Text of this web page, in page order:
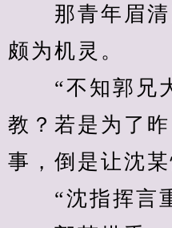
那青年眉清
颇为机灵。
“不知郭兄大
教？若是为了
事，倒是让沈
“沈指挥言